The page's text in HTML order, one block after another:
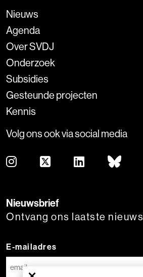
Nieuws
Agenda
Over SVDJ
Onderzoek
Subsidies
Gesteunde projecten
Kennis
Volg ons ook via social media
Nieuwsbrief
Ontvang ons laatste nieuws
E-mailadres